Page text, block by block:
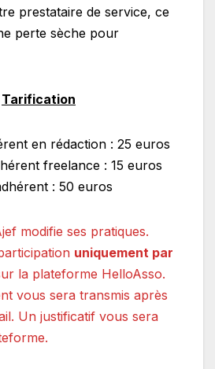
prestataire de service, ce
perte sèche pour
Tarification
en rédaction : 25 euros
freelance : 15 euros
: 50 euros
modifie ses pratiques.
uniquement par
la plateforme HelloAsso.
vous sera transmis après
Un justificatif vous sera